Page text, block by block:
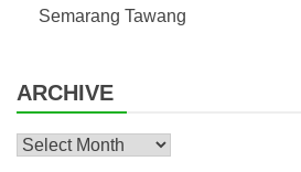
Semarang Tawang
ARCHIVE
Archive